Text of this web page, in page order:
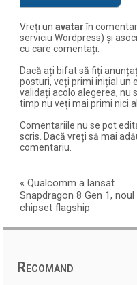
Vreți unavatarîn
serviciu Wordpress) și
cu care comentați.
Dacă ați bifat să fiți
posturi, veți primi inițial un
validați acolo alegerea, nu
timp nu veți mai primi nici
Comentariile nu se pot
scris. Dacă vreți să mai
comentariu.
«Qualcomm a lansat
Snapdragon 8 Gen 1,
chipset flagship
Recomand